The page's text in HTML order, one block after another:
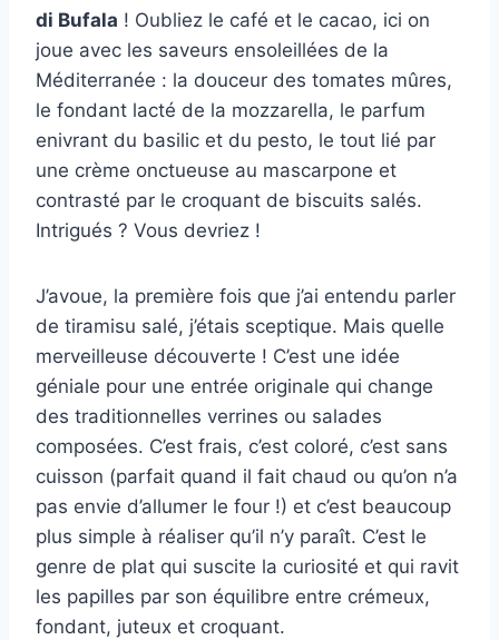
di Bufala ! Oubliez le café et le cacao, ici on
joue avec les saveurs ensoleillées de la
Méditerranée : la douceur des tomates mûres,
le fondant lacté de la mozzarella, le parfum
enivrant du basilic et du pesto, le tout lié par
une crème onctueuse au mascarpone et
contrasté par le croquant de biscuits salés.
Intrigués ? Vous devriez !
J’avoue, la première fois que j’ai entendu parler
de tiramisu salé, j’étais sceptique. Mais quelle
merveilleuse découverte ! C’est une idée
géniale pour une entrée originale qui change
des traditionnelles verrines ou salades
composées. C’est frais, c’est coloré, c’est sans
cuisson (parfait quand il fait chaud ou qu’on n’a
pas envie d’allumer le four !) et c’est beaucoup
plus simple à réaliser qu’il n’y paraît. C’est le
genre de plat qui suscite la curiosité et qui ravit
les papilles par son équilibre entre crémeux,
fondant, juteux et croquant.